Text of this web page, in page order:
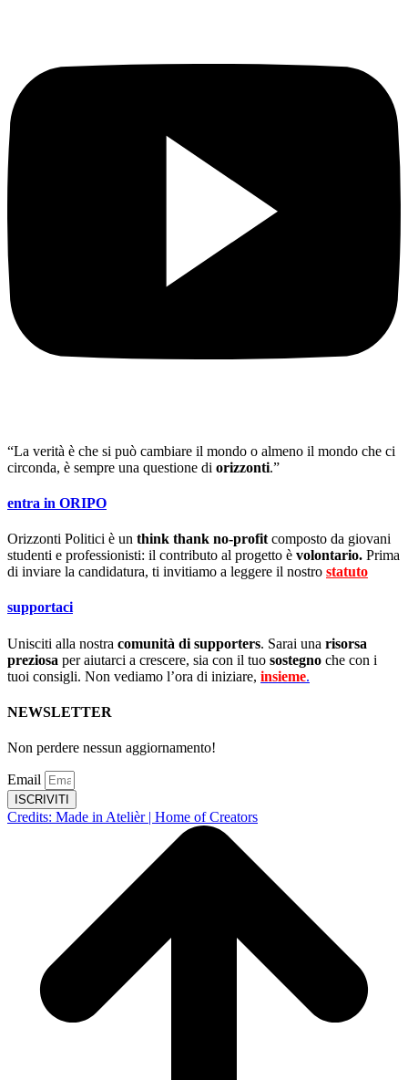
“La verità è che si può cambiare il mondo o almeno il mondo che ci
circonda, è sempre una questione di orizzonti.”
entra in ORIPO
Orizzonti Politici è un think thank no-profit composto da giovani
studenti e professionisti: il contributo al progetto è volontario. Prima
di inviare la candidatura, ti invitiamo a leggere il nostro statuto
supportaci
Unisciti alla nostra comunità di supporters. Sarai una risorsa
preziosa per aiutarci a crescere, sia con il tuo sostegno che con i
tuoi consigli. Non vediamo l’ora di iniziare, insieme.
NEWSLETTER
Non perdere nessun aggiornamento!
Email
ISCRIVITI
Credits: Made in Atelièr | Home of Creators